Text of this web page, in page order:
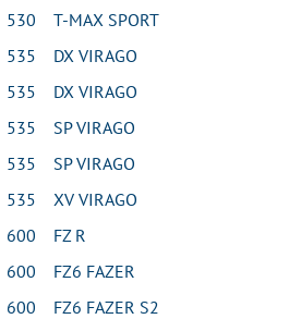
T-MAX SPORT
DX VIRAGO
DX VIRAGO
SP VIRAGO
SP VIRAGO
XV VIRAGO
600 FZ R
FZ6 FAZER
FZ6 FAZER S2